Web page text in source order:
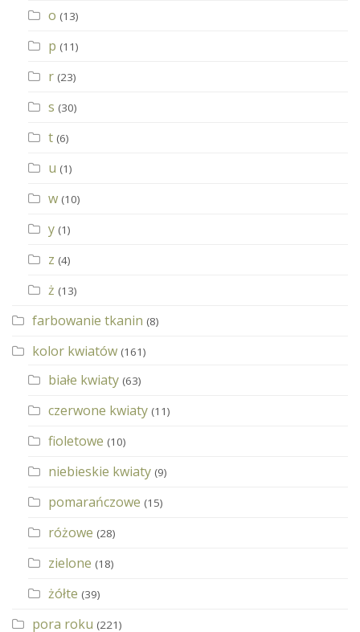
o (13)
p (11)
r (23)
s (30)
t (6)
u (1)
w (10)
y (1)
z (4)
ż (13)
farbowanie tkanin (8)
kolor kwiatów (161)
białe kwiaty (63)
czerwone kwiaty (11)
fioletowe (10)
niebieskie kwiaty (9)
pomarańczowe (15)
różowe (28)
zielone (18)
żółte (39)
pora roku (221)